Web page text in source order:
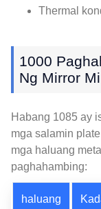
Thermal
1000
Ng Mirror
Habang 1085 ay
mga salamin
mga haluang
paghahambing:
haluang